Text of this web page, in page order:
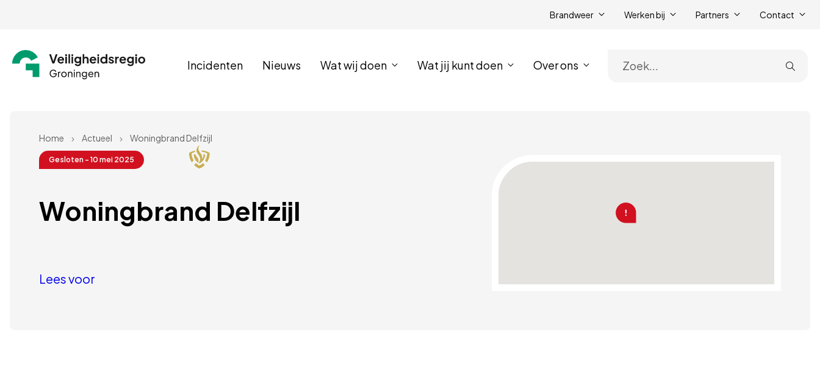
Incidenten Nieuws Wat wij doen Wat jij kunt doen Over ons
Brandweer Werken bij Partners Contact
Home Actueel Woningbrand Delfzijl
Gesloten - 10 mei 2025
Woningbrand Delfzijl
Lees voor